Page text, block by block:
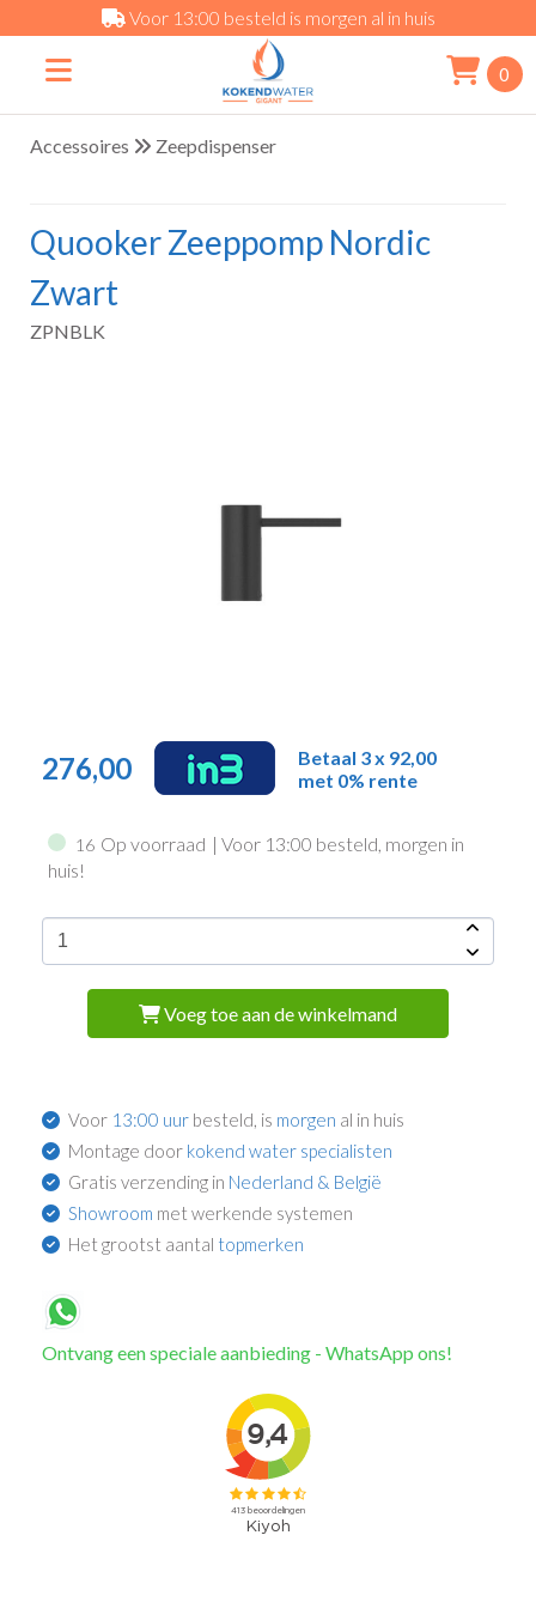
Voor 13:00 besteld is morgen al in huis
0
Accessoires Zeepdispenser
Quooker Zeeppomp Nordic
Zwart
ZPNBLK
276,00
Betaal 3 x 92,00
met 0% rente
16 Op voorraad | Voor 13:00 besteld, morgen in
huis!
Voeg toe aan de winkelmand
Voor 13:00 uur besteld, is morgen al in huis
Montage door kokend water specialisten
Gratis verzending in Nederland & België
Showroom met werkende systemen
Het grootst aantal topmerken
Ontvang een speciale aanbieding - WhatsApp ons!